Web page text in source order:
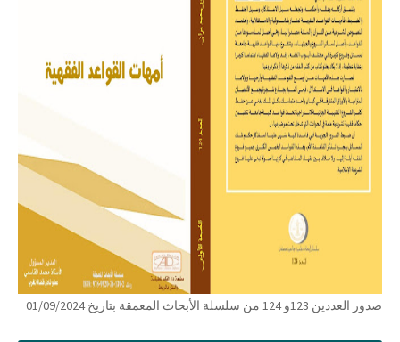
صدور العددين 123و 124 من سلسلة الأبحاث المعمقة بتاريخ 01/09/2024